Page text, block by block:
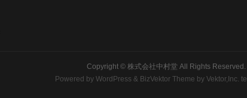
Copyright © 株式会社中村堂 All Rights Reserved.
Powered by WordPress & BizVektor Theme by Vektor,Inc.